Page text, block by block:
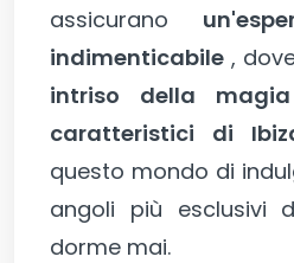
assicurano
indimenticabile ,
intriso della
caratteristici di
questo mondo di
angoli più esclusivi
dorme mai.